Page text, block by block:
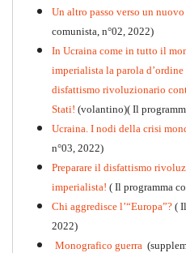
Kommunistisches Programm
PDF n°10 - 2026
Un altro passo verso un
comunista, n°02, 2022)
In Ucraina come in tutto il
imperialista la parola
disfattismo rivoluzionario
Stati! (volantino)( Il
Ucraina. I nodi della crisi
n°03, 2022)
Preparare il disfattismo
imperialista! ( Il programma
Chi aggredisce l’“Europa”? (
2022)
Monografico guerra